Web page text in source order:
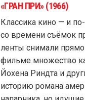
«ГРАН ПРИ» (1966)
Классика кино — и
со времени съёмок
ленты снимали
фильме множество
Йохена Риндта и
историю романа